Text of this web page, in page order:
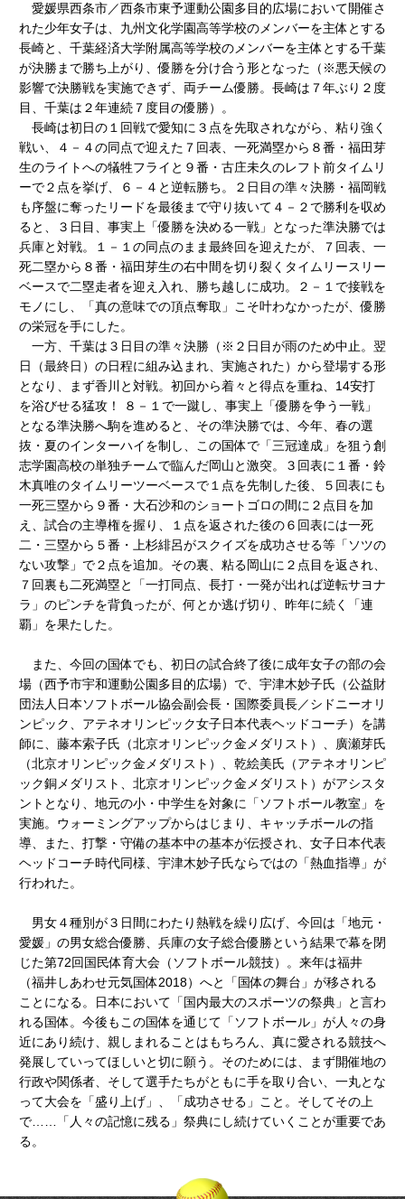
愛媛県西条市／西条市東予運動公園多目的広場において開催さ
れた少年女子は、九州文化学園高等学校のメンバーを主体とする
長崎と、千葉経済大学附属高等学校のメンバーを主体とする千葉
が決勝まで勝ち上がり、優勝を分け合う形となった（※悪天候の
影響で決勝戦を実施できず、両チーム優勝。長崎は７年ぶり２度
目、千葉は２年連続７度目の優勝）。
長崎は初日の１回戦で愛知に３点を先取されながら、粘り強く
戦い、４－４の同点で迎えた７回表、一死満塁から８番・福田芽
生のライトへの犠牲フライと９番・古庄未久のレフト前タイムリ
ーで２点を挙げ、６－４と逆転勝ち。２日目の準々決勝・福岡戦
も序盤に奪ったリードを最後まで守り抜いて４－２で勝利を収め
ると、３日目、事実上「優勝を決める一戦」となった準決勝では
兵庫と対戦。１－１の同点のまま最終回を迎えたが、７回表、一
死二塁から８番・福田芽生の右中間を切り裂くタイムリースリー
ベースで二塁走者を迎え入れ、勝ち越しに成功。２－１で接戦を
モノにし、「真の意味での頂点奪取」こそ叶わなかったが、優勝
の栄冠を手にした。
一方、千葉は３日目の準々決勝（※２日目が雨のため中止。翌
日（最終日）の日程に組み込まれ、実施された）から登場する形
となり、まず香川と対戦。初回から着々と得点を重ね、14安打
を浴びせる猛攻！ ８－１で一蹴し、事実上「優勝を争う一戦」
となる準決勝へ駒を進めると、その準決勝では、今年、春の選
抜・夏のインターハイを制し、この国体で「三冠達成」を狙う創
志学園高校の単独チームで臨んだ岡山と激突。３回表に１番・鈴
木真唯のタイムリーツーベースで１点を先制した後、５回表にも
一死三塁から９番・大石沙和のショートゴロの間に２点目を加
え、試合の主導権を握り、１点を返された後の６回表には一死
二・三塁から５番・上杉緋呂がスクイズを成功させる等「ソツの
ない攻撃」で２点を追加。その裏、粘る岡山に２点目を返され、
７回裏も二死満塁と「一打同点、長打・一発が出れば逆転サヨナ
ラ」のピンチを背負ったが、何とか逃げ切り、昨年に続く「連
覇」を果たした。
また、今回の国体でも、初日の試合終了後に成年女子の部の会
場（西予市宇和運動公園多目的広場）で、宇津木妙子氏（公益財
団法人日本ソフトボール協会副会長・国際委員長／シドニーオリ
ンピック、アテネオリンピック女子日本代表ヘッドコーチ）を講
師に、藤本索子氏（北京オリンピック金メダリスト）、廣瀬芽氏
（北京オリンピック金メダリスト）、乾絵美氏（アテネオリンピ
ック銅メダリスト、北京オリンピック金メダリスト）がアシスタ
ントとなり、地元の小・中学生を対象に「ソフトボール教室」を
実施。ウォーミングアップからはじまり、キャッチボールの指
導、また、打撃・守備の基本中の基本が伝授され、女子日本代表
ヘッドコーチ時代同様、宇津木妙子氏ならではの「熱血指導」が
行われた。
男女４種別が３日間にわたり熱戦を繰り広げ、今回は「地元・
愛媛」の男女総合優勝、兵庫の女子総合優勝という結果で幕を閉
じた第72回国民体育大会（ソフトボール競技）。来年は福井
（福井しあわせ元気国体2018）へと「国体の舞台」が移される
ことになる。日本において「国内最大のスポーツの祭典」と言わ
れる国体。今後もこの国体を通じて「ソフトボール」が人々の身
近にあり続け、親しまれることはもちろん、真に愛される競技へ
発展していってほしいと切に願う。そのためには、まず開催地の
行政や関係者、そして選手たちがともに手を取り合い、一丸とな
って大会を「盛り上げ」、「成功させる」こと。そしてその上
で……「人々の記憶に残る」祭典にし続けていくことが重要であ
る。